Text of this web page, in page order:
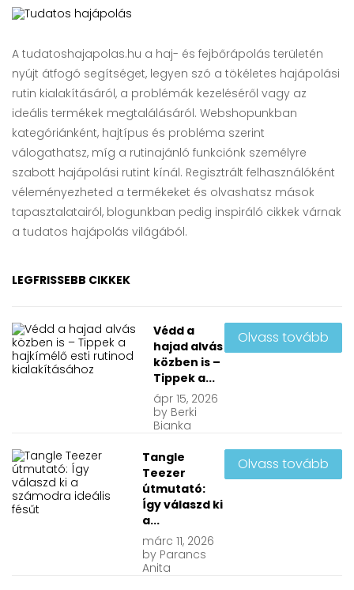
A tudatoshajapolas.hu a haj- és fejbőrápolás területén
nyújt átfogó segítséget, legyen szó a tökéletes hajápolási
rutin kialakításáról, a problémák kezeléséről vagy az
ideális termékek megtalálásáról. Webshopunkban
kategóriánként, hajtípus és probléma szerint
válogathatsz, míg a rutinajánló funkciónk személyre
szabott hajápolási rutint kínál. Regisztrált felhasználóként
véleményezheted a termékeket és olvashatsz mások
tapasztalatairól, blogunkban pedig inspiráló cikkek várnak
a tudatos hajápolás világából.
LEGFRISSEBB CIKKEK
Védd a
hajad alvás
közben is –
Tippek a...
ápr15, 2026
by Berki
Bianka
Olvass tovább
Tangle
Teezer
útmutató:
Így válaszd ki
a...
márc11, 2026
by Parancs
Anita
Olvass tovább